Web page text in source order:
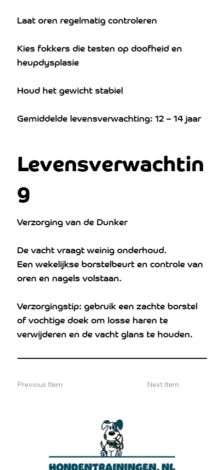
Laat oren regelmatig controleren
Kies fokkers die testen op doofheid en
heupdysplasie
Houd het gewicht stabiel
Gemiddelde levensverwachting: 12 – 14 jaar
Levensverwachtin
g
Verzorging van de Dunker
De vacht vraagt weinig onderhoud.
Een wekelijkse borstelbeurt en controle van
oren en nagels volstaan.
Verzorgingstip: gebruik een zachte borstel
of vochtige doek om losse haren te
verwijderen en de vacht glans te houden.
Previous Item Next Item